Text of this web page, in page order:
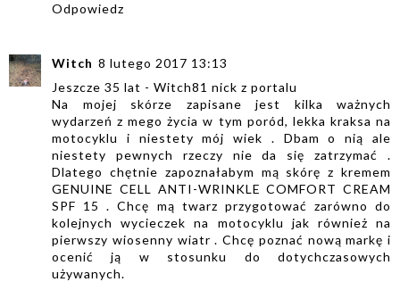
Odpowiedz
Witch 8 lutego 2017 13:13
Jeszcze 35 lat - Witch81 nick z portalu
Na mojej skórze zapisane jest kilka ważnych
wydarzeń z mego życia w tym poród, lekka kraksa na
motocyklu i niestety mój wiek . Dbam o nią ale
niestety pewnych rzeczy nie da się zatrzymać .
Dlatego chętnie zapoznałabym mą skórę z kremem
GENUINE CELL ANTI-WRINKLE COMFORT CREAM
SPF 15 . Chcę mą twarz przygotować zarówno do
kolejnych wycieczek na motocyklu jak również na
pierwszy wiosenny wiatr . Chcę poznać nową markę i
ocenić ją w stosunku do dotychczasowych
używanych.